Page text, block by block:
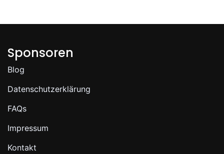
Sponsoren
Blog
Datenschutzerklärung
FAQs
Impressum
Kontakt